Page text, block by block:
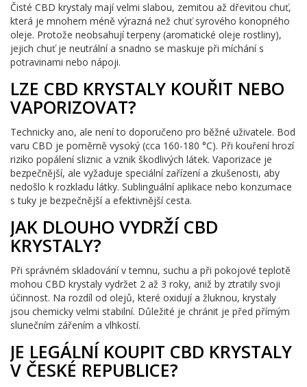
Čisté CBD krystaly mají velmi slabou, zemitou až dřevitou chuť,
která je mnohem méně výrazná než chuť syrového konopného
oleje. Protože neobsahují terpeny (aromatické oleje rostliny),
jejich chuť je neutrální a snadno se maskuje při míchání s
potravinami nebo nápoji.
LZE CBD KRYSTALY KOUŘIT NEBO
VAPORIZOVAT?
Technicky ano, ale není to doporučeno pro běžné uživatele. Bod
varu CBD je poměrně vysoký (cca 160-180 °C). Při kouření hrozí
riziko popálení sliznic a vznik škodlivých látek. Vaporizace je
bezpečnější, ale vyžaduje speciální zařízení a zkušenosti, aby
nedošlo k rozkladu látky. Sublinguální aplikace nebo konzumace
s tuky je bezpečnější a efektivnější cesta.
JAK DLOUHO VYDRŽÍ CBD
KRYSTALY?
Při správném skladování v temnu, suchu a při pokojové teplotě
mohou CBD krystaly vydržet 2 až 3 roky, aniž by ztratily svoji
účinnost. Na rozdíl od olejů, které oxidují a žluknou, krystaly
jsou chemicky velmi stabilní. Důležité je chránit je před přímým
slunečním zářením a vlhkostí.
JE LEGÁLNÍ KOUPIT CBD KRYSTALY
V ČESKÉ REPUBLICE?